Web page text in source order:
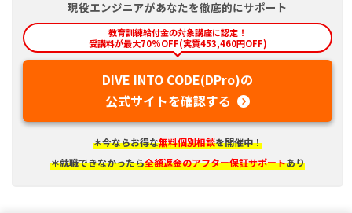
現役エンジニアがあなたを徹底的にサポート
教育訓練給付金の対象講座に認定！
受講料が最大70%OFF(実質453,460円OFF)
DIVE INTO CODE(DPro)の
公式サイトを確認する
＊今ならお得な無料個別相談を開催中！
＊就職できなかったら全額返金のアフター保証サポートあり